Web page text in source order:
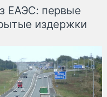
ЕАЭС: первые
издержки